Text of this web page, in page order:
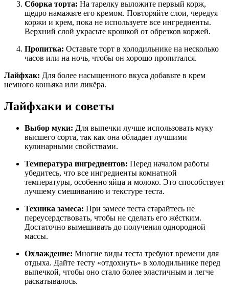
Сборка торта: На тарелку выложите первый корж,
щедро намажьте его кремом. Повторяйте слои, чередуя
коржи и крем, пока не используете все ингредиенты.
Верхний слой украсьте крошкой от обрезков коржей.
Пропитка: Оставьте торт в холодильнике на несколько
часов или на ночь, чтобы он хорошо пропитался.
Лайфхак: Для более насыщенного вкуса добавьте в крем
немного коньяка или ликёра.
Лайфхаки и советы
Выбор муки: Для выпечки лучше использовать муку
высшего сорта, так как она обладает лучшими
кулинарными свойствами.
Температура ингредиентов: Перед началом работы
убедитесь, что все ингредиенты комнатной
температуры, особенно яйца и молоко. Это способствует
лучшему смешиванию и текстуре теста.
Техника замеса: При замесе теста старайтесь не
переусердствовать, чтобы не сделать его жёстким.
Достаточно вымешивать до получения однородной
массы.
Охлаждение: Многие виды теста требуют времени для
отдыха. Дайте тесту «отдохнуть» в холодильнике перед
выпечкой, чтобы оно стало более эластичным и легче
раскатывалось.